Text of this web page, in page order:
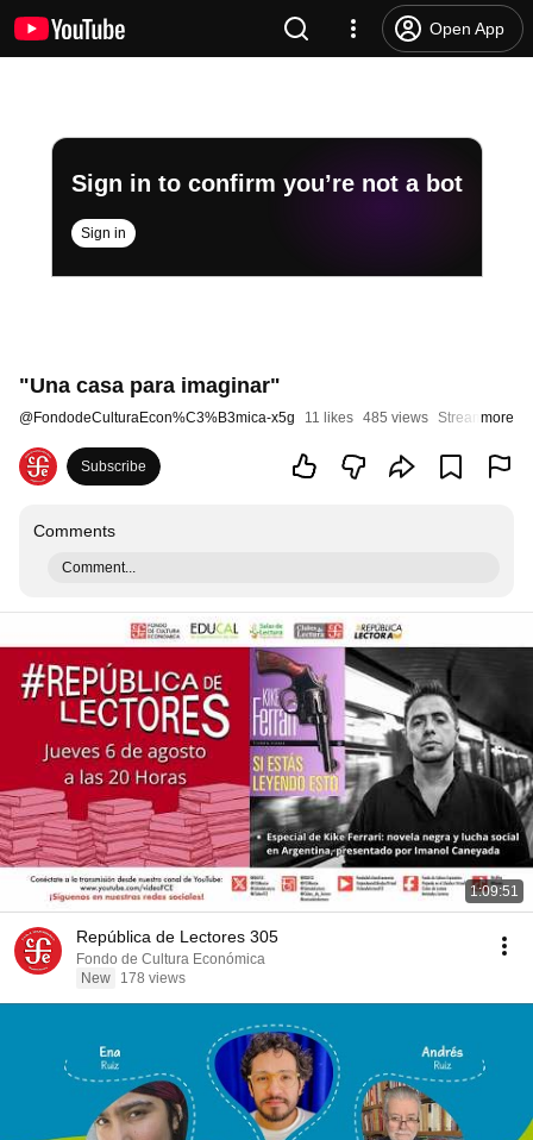
Open App
Sign in to confirm you’re not a bot
Sign in
"Una casa para imaginar"
@FondodeCulturaEcon%C3%B3mica-x5g 11 likes 485 views Streamed 8
more
Subscribe
Comments
Comment...
1:09:51
República de Lectores 305
Fondo de Cultura Económica
New
178 views